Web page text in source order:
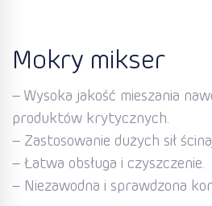
Mokry mikser
– Wysoka jakość mieszania
produktów krytycznych.
– Zastosowanie dużych sił
– Łatwa obsługa i czyszczenie.
– Niezawodna i sprawdzona